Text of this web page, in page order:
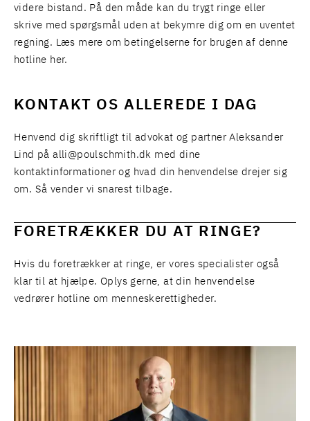
videre bistand. På den måde kan du trygt ringe eller
skrive med spørgsmål uden at bekymre dig om en uventet
regning. Læs mere om betingelserne for brugen af denne
hotline her.
KONTAKT OS ALLEREDE I DAG
Henvend dig skriftligt til advokat og partner Aleksander
Lind påalli@poulschmith.dk med dine
kontaktinformationer og hvad din henvendelse drejer sig
om. Så vender vi snarest tilbage.
FORETRÆKKER DU AT RINGE?
Hvis du foretrækker at ringe, er vores specialister også
klar til at hjælpe. Oplys gerne, at din henvendelse
vedrører hotline om menneskerettigheder.